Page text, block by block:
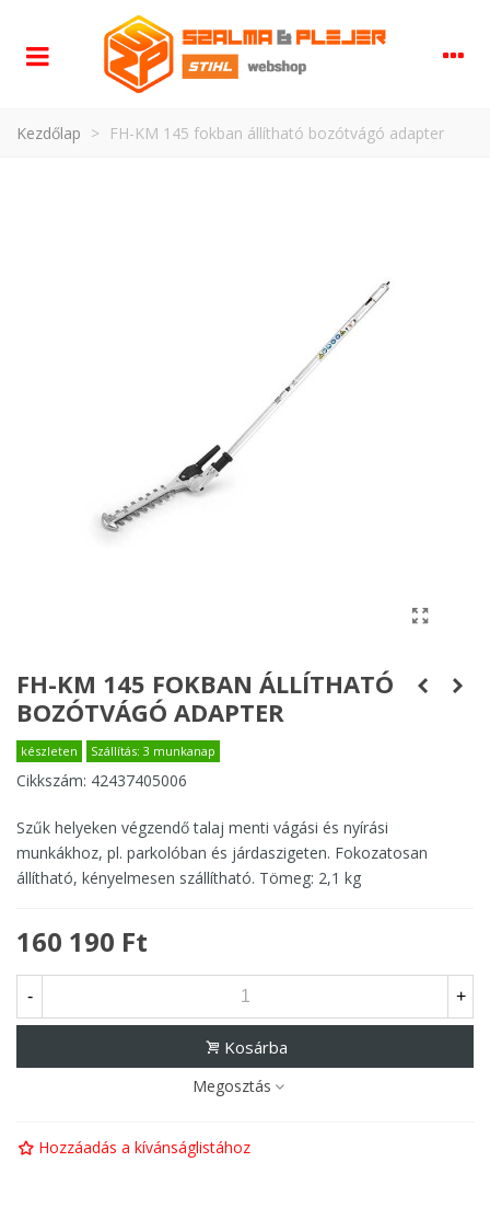
Kezdőlap > FH-KM 145 fokban állítható bozótvágó adapter
FH-KM 145 FOKBAN ÁLLÍTHATÓ
BOZÓTVÁGÓ ADAPTER
készleten Szállítás: 3 munkanap
Cikkszám: 42437405006
Szűk helyeken végzendő talaj menti vágási és nyírási
munkákhoz, pl. parkolóban és járdaszigeten. Fokozatosan
állítható, kényelmesen szállítható. Tömeg: 2,1 kg
160 190 Ft
- +
Kosárba
Megosztás
Hozzáadás a kívánságlistához